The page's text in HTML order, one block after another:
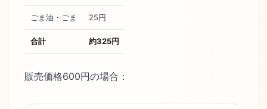
ごま油・ごま 25円
合計 約325円
販売価格600円の場合：